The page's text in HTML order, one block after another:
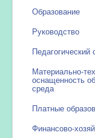
Образование
Руководство
Педагогический
Материально-
оснащенность
среда
Платные
Финансово-